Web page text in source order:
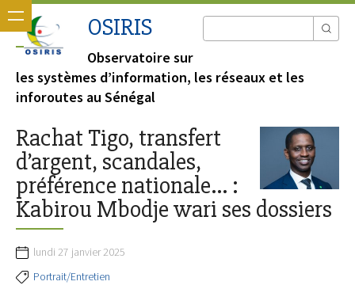
OSIRIS
Observatoire sur
les systèmes d’information, les réseaux et les
inforoutes au Sénégal
Rachat Tigo, transfert
d’argent, scandales,
préférence nationale… :
Kabirou Mbodje wari ses dossiers
lundi 27 janvier 2025
Portrait/Entretien